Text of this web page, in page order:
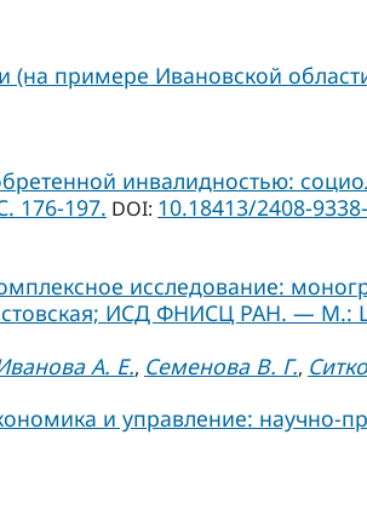
(на примере Ивановской
инвалидностью:
176-197. DOI: 10.18413/2408-
исследование:
ИСД ФНИСЦ РАН. — М.:
А. Е., Семенова В. Г.,
и управление: научно-